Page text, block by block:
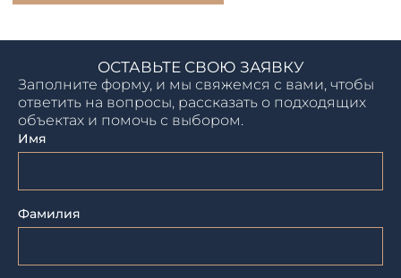
ОСТАВЬТЕ СВОЮ ЗАЯВКУ
Заполните форму, и мы свяжемся с вами, чтобы
ответить на вопросы, рассказать о подходящих
объектах и помочь с выбором.
Имя
Фамилия